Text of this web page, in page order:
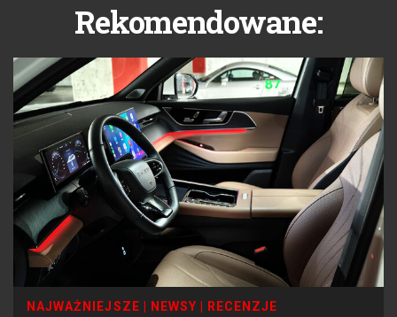
Rekomendowane:
NAJWAŻNIEJSZE NEWSY
RECENZJE